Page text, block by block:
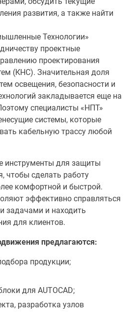
развития, а также найти
Технологии»
проектные
проектирования
(КНС). Значительная доля
освещения, безопасности и
закладывается еще на
специалисты «НПТ»
системы, которые
кабельную трассу любой
инструменты для защиты
чтобы сделать работу
комфортной и быстрой.
эффективно справляться
и находить
для клиентов.
предлагаются:
продукции;
для AUTOCAD;
разработка узлов